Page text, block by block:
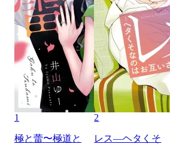
1
極と蕾〜極道と
2
レス―ヘタくそ